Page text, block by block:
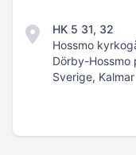
HK 5 31, 32
Hossmo
Dörby-Hossmo
Sverige, Kalmar